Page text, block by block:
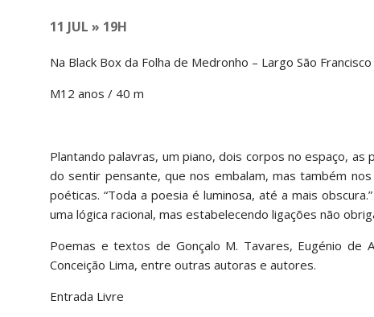
11 JUL » 19H
Na Black Box da Folha de Medronho – Largo São
M12 anos / 40 m
Plantando palavras, um piano, dois corpos no espaço,
do sentir pensante, que nos embalam, mas também
poéticas. “Toda a poesia é luminosa, até a mais
uma lógica racional, mas estabelecendo ligações não
Poemas e textos de Gonçalo M. Tavares, Eugénio de
Conceição Lima, entre outras autoras e autores.
Entrada Livre